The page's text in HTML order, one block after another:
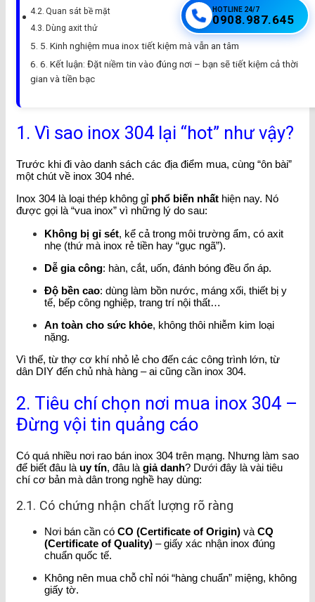
HOTLINE 24/7
0908.987.645
Quan sát bề mặt
Dùng axit thử
5. Kinh nghiệm mua inox tiết kiệm mà vẫn an tâm
6. Kết luận: Đặt niềm tin vào đúng nơi – bạn sẽ tiết kiệm cả thời
gian và tiền bạc
1. Vì sao inox 304 lại “hot” như vậy?
Trước khi đi vào danh sách các địa điểm mua, cùng “ôn bài”
một chút về inox 304 nhé.
Inox 304 là loại thép không gỉ phổ biến nhất hiện nay. Nó
được gọi là “vua inox” vì những lý do sau:
Không bị gỉ sét, kể cả trong môi trường ẩm, có axit
nhẹ (thứ mà inox rẻ tiền hay “gục ngã”).
Dễ gia công: hàn, cắt, uốn, đánh bóng đều ổn áp.
Độ bền cao: dùng làm bồn nước, máng xối, thiết bị y
tế, bếp công nghiệp, trang trí nội thất…
An toàn cho sức khỏe, không thôi nhiễm kim loại
nặng.
Vì thế, từ thợ cơ khí nhỏ lẻ cho đến các công trình lớn, từ
dân DIY đến chủ nhà hàng – ai cũng cần inox 304.
2. Tiêu chí chọn nơi mua inox 304 –
Đừng vội tin quảng cáo
Có quá nhiều nơi rao bán inox 304 trên mạng. Nhưng làm sao
để biết đâu là uy tín, đâu là giả danh? Dưới đây là vài tiêu
chí cơ bản mà dân trong nghề hay dùng:
2.1. Có chứng nhận chất lượng rõ ràng
Nơi bán cần có CO (Certificate of Origin) và CQ
(Certificate of Quality) – giấy xác nhận inox đúng
chuẩn quốc tế.
Không nên mua chỗ chỉ nói “hàng chuẩn” miệng, không
giấy tờ.